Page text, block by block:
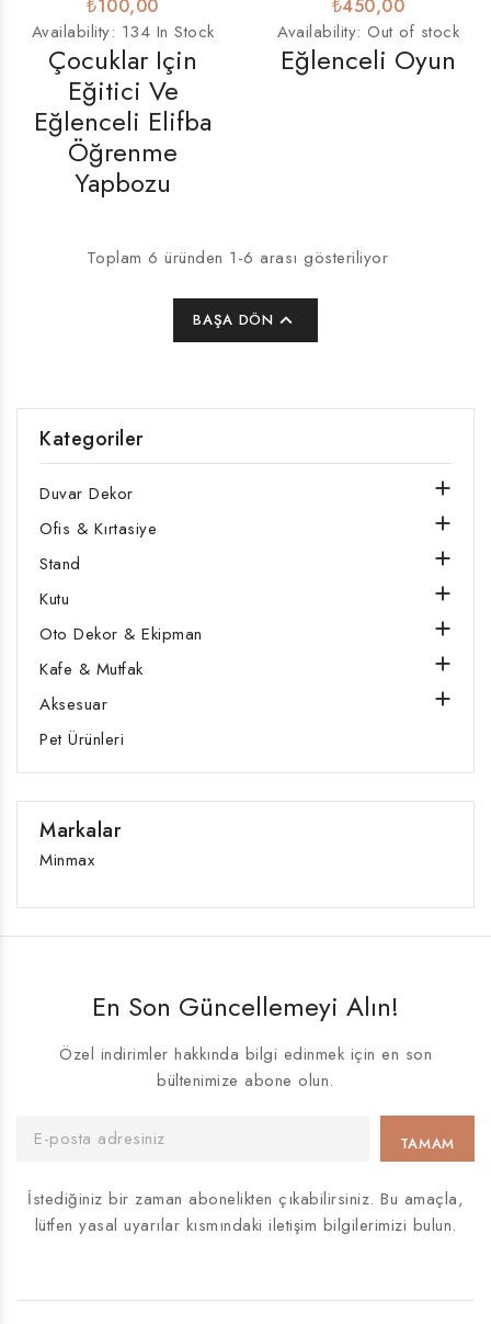
₺100,00
Availability: 134 In Stock
Çocuklar Için
Eğitici Ve
Eğlenceli Elifba
Öğrenme
Yapbozu
₺450,00
Availability: Out of stock
Eğlenceli Oyun
Toplam 6 üründen 1-6 arası gösteriliyor
BAŞA DÖN 
Kategoriler
Duvar Dekor

Ofis & Kırtasiye

Stand

Kutu

Oto Dekor & Ekipman

Kafe & Mutfak

Aksesuar

Pet Ürünleri
Markalar
Minmax
En Son Güncellemeyi Alın!
Özel indirimler hakkında bilgi edinmek için en son
bültenimize abone olun.
İstediğiniz bir zaman abonelikten çıkabilirsiniz. Bu amaçla,
lütfen yasal uyarılar kısmındaki iletişim bilgilerimizi bulun.